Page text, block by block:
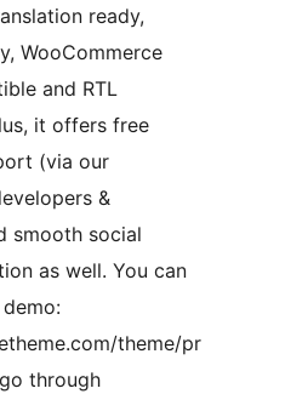
ready,
WooCommerce
and RTL
it offers free
(via our
&
smooth social
as well. You can
theme/pr
through